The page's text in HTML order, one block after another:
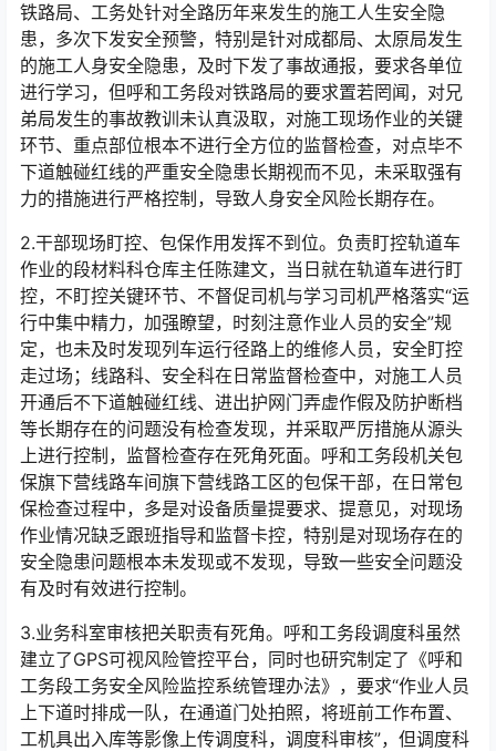
铁路局、工务处针对全路历年来发生的施工人生安全隐
患，多次下发安全预警，特别是针对成都局、太原局发生
的施工人身安全隐患，及时下发了事故通报，要求各单位
进行学习，但呼和工务段对铁路局的要求置若罔闻，对兄
弟局发生的事故教训未认真汲取，对施工现场作业的关键
环节、重点部位根本不进行全方位的监督检查，对点毕不
下道触碰红线的严重安全隐患长期视而不见，未采取强有
力的措施进行严格控制，导致人身安全风险长期存在。󠅅󠅃󠄵󠅂󠄪󠇖󠆨󠆨󠇕󠆞󠆒󠅬󠇘󠆭󠆘󠇙󠆝󠅵󠇗󠆭󠆁󠄐󠇗󠅹󠅸󠇖󠆍󠅳󠇖󠅹󠅰󠇖󠆌󠅹
2.干部现场盯控、包保作用发挥不到位。负责盯控轨道车
作业的段材料科仓库主任陈建文，当日就在轨道车进行盯
控，不盯控关键环节、不督促司机与学习司机严格落实“运
行中集中精力，加强瞭望，时刻注意作业人员的安全”规
定，也未及时发现列车运行径路上的维修人员，安全盯控
走过场；线路科、安全科在日常监督检查中，对施工人员
开通后不下道触碰红线、进出护网门弄虚作假及防护断档
等长期存在的问题没有检查发现，并采取严厉措施从源头
上进行控制，监督检查存在死角死面。呼和工务段机关包
保旗下营线路车间旗下营线路工区的包保干部，在日常包
保检查过程中，多是对设备质量提要求、提意见，对现场
作业情况缺乏跟班指导和监督卡控，特别是对现场存在的
安全隐患问题根本未发现或不发现，导致一些安全问题没
有及时有效进行控制。󠅅󠅃󠄵󠅂󠄪󠇖󠆨󠆨󠇕󠆞󠆒󠅬󠇘󠆭󠆘󠇙󠆝󠅵󠇗󠆭󠆁󠄐󠇗󠅹󠅸󠇖󠆍󠅳󠇖󠅹󠅰󠇖󠆌󠅹
3.业务科室审核把关职责有死角。呼和工务段调度科虽然
建立了GPS可视风险管控平台，同时也研究制定了《呼和
工务段工务安全风险监控系统管理办法》，要求“作业人员
上下道时排成一队，在通道门处拍照，将班前工作布置、
工机具出入库等影像上传调度科，调度科审核”，但调度科